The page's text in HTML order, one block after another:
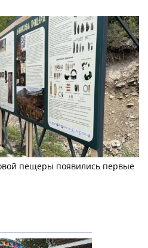
пещеры появились первые